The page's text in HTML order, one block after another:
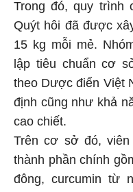
Trong đó, quy trình
Quýt hôi đã được
15 kg mỗi mẻ.
lập tiêu chuẩn cơ
theo Dược điển Việt
định cũng như khả
cao chiết.
Trên cơ sở đó,
thành phần chính
đông, curcumin từ